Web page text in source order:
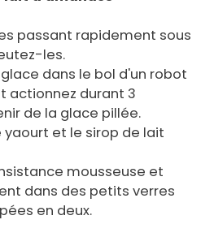
passant rapidement sous
les.
dans le bol d'un robot
actionnez durant 3
de la glace pillée.
yaourt et le sirop de lait
mousseuse et
dans des petits verres
en deux.